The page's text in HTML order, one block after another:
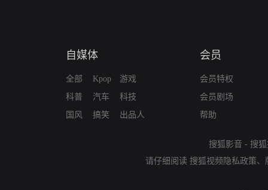
自媒体
全部
科普
国风
Kpop
汽车
搞笑
游戏
科技
出品人
会员
会员特权
会员剧场
帮助
搜狐影音 - 搜
请仔细阅读 搜狐视频隐私政策、